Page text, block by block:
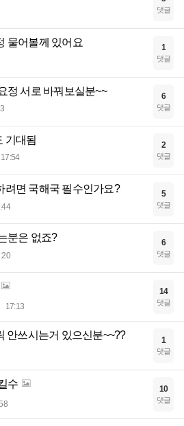
댓글
물어볼께 있어요 1
댓글
정 서로 바꿔보실분~~ 6
댓글
기대됨
17:54
2
댓글
려면 국해국 필수인가요? 5
댓글
분은 없죠? 6
댓글
17:13
14
댓글
안쓰시는거 있으신분~~?? 1
댓글
수 10
댓글